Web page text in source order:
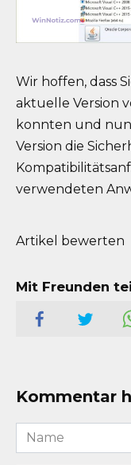
Wir hoffen, dass
aktuelle Version
konnten und nun
Version die
verwendeten
Artikel bewerten
Mit Freunden
Kommentar
Name
*